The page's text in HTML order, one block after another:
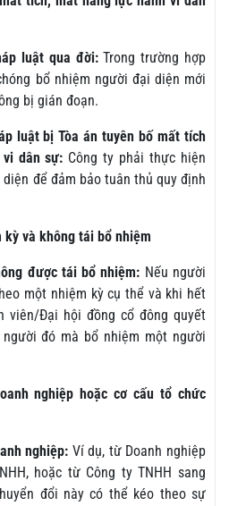
luật qua đời:Trong trường hợp
bổ nhiệm người đại diện mới
bị gián đoạn.
luật bị Tòa án tuyên bố mất tích
vi dân sự: Công ty phải thực hiện
để đảm bảo tuân thủ quy định
và không tái bổ nhiệm
được tái bổ nhiệm: Nếu người
một nhiệm kỳ cụ thể và khi hết
viên/Đại hội đồng cổ đông quyết
đó mà bổ nhiệm một người
nghiệp hoặc cơ cấu tổ chức
nghiệp: Ví dụ, từ Doanh nghiệp
hoặc từ Công ty TNHH sang
đổi này có thể kéo theo sự